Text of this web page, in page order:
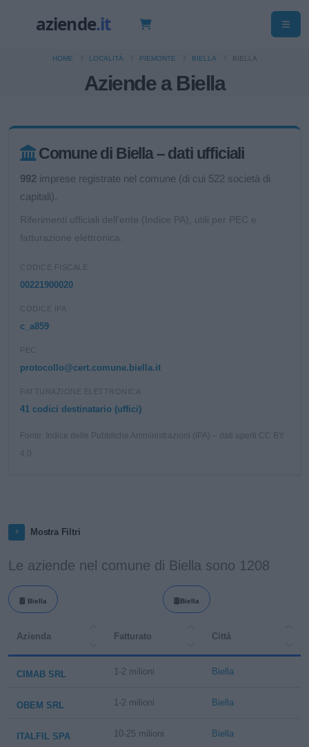
Aziende a Biella
HOME LOCALITÀ PIEMONTE BIELLA BIELLA
Comune di Biella – dati ufficiali
992 imprese registrate nel comune (di cui 522 società di
capitali).
Riferimenti ufficiali dell'ente (Indice PA), utili per PEC e
fatturazione elettronica.
CODICE FISCALE
00221900020
CODICE IPA
c_a859
PEC
protocollo@cert.comune.biella.it
FATTURAZIONE ELETTRONICA
41 codici destinatario (uffici)
Fonte: Indice delle Pubbliche Amministrazioni (IPA) – dati aperti CC BY
Mostra Filtri
Le aziende nel comune di Biella sono 1208
Biella Biella
Azienda Fatturato Città
CIMAB SRL 1-2 milioni Biella
OBEM SRL 1-2 milioni Biella
ITALFIL SPA 10-25 milioni Biella